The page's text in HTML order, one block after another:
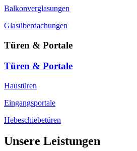
Balkonverglasungen
Glasüberdachungen
Türen & Portale
Türen & Portale
Haustüren
Eingangsportale
Hebeschiebetüren
Unsere Leistungen